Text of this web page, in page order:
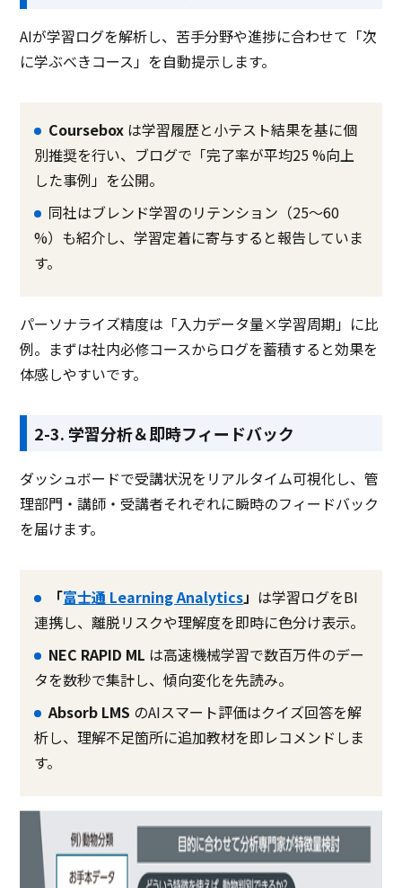
AIが学習ログを解析し、苦手分野や進捗に合わせて「次
に学ぶべきコース」を自動提示します。
Coursebox は学習履歴と小テスト結果を基に個
別推奨を行い、ブログで「完了率が平均25 %向上
した事例」を公開。
同社はブレンド学習のリテンション（25〜60
%）も紹介し、学習定着に寄与すると報告していま
す。
パーソナライズ精度は「入力データ量×学習周期」に比
例。まずは社内必修コースからログを蓄積すると効果を
体感しやすいです。
2-3. 学習分析＆即時フィードバック
ダッシュボードで受講状況をリアルタイム可視化し、管
理部門・講師・受講者それぞれに瞬時のフィードバック
を届けます。
「富士通 Learning Analytics」 は学習ログをBI
連携し、離脱リスクや理解度を即時に色分け表示。
NEC RAPID ML は高速機械学習で数百万件のデー
タを数秒で集計し、傾向変化を先読み。
Absorb LMS のAIスマート評価はクイズ回答を解
析し、理解不足箇所に追加教材を即レコメンドしま
す。